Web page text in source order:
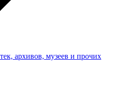
архивов, музеев и прочих